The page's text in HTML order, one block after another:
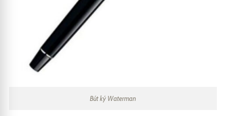
Bút ký Waterman